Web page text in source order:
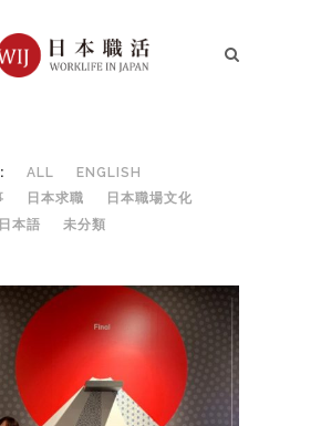
ALL
ENGLISH
日本求職
日本職場文化
日本語 未分類